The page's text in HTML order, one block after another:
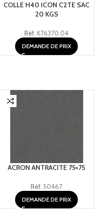
COLLE H40 ICON C2TE SAC
20 KGS
Réf.K76370.04
DEMANDE DE PRIX
ACRON ANTRACITE 75×75
Réf.50467
DEMANDE DE PRIX